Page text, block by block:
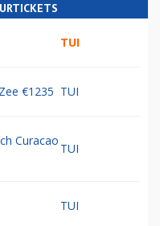
TUI
€1235 TUI
Curacao
TUI
TUI